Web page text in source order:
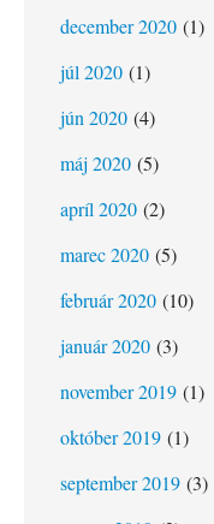
december 2020 (1)
júl 2020 (1)
jún 2020 (4)
máj 2020 (5)
apríl 2020 (2)
marec 2020 (5)
február 2020 (10)
január 2020 (3)
november 2019 (1)
október 2019 (1)
september 2019 (3)